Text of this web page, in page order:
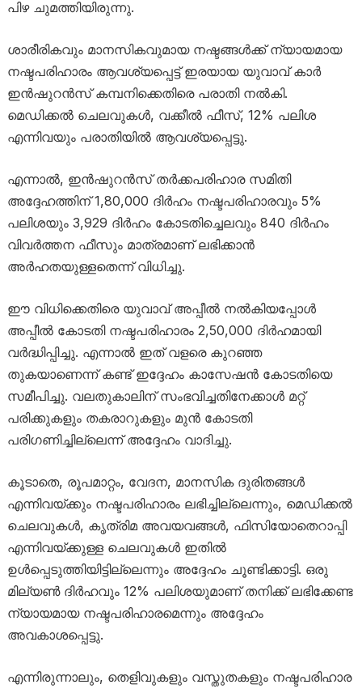
പിഴ ചുമത്തിയിരുന്നു.
ശാരീരികവും മാനസികവുമായ നഷ്ടങ്ങൾക്ക് ന്യായമായ
നഷ്ടപരിഹാരം ആവശ്യപ്പെട്ട് ഇരയായ യുവാവ് കാർ
ഇൻഷുറൻസ് കമ്പനിക്കെതിരെ പരാതി നൽകി.
മെഡിക്കൽ ചെലവുകൾ, വക്കീൽ ഫീസ്, 12% പലിശ
എന്നിവയും പരാതിയിൽ ആവശ്യപ്പെട്ടു.
എന്നാൽ, ഇൻഷുറൻസ് തർക്കപരിഹാര സമിതി
അദ്ദേഹത്തിന് 1,80,000 ദിർഹം നഷ്ടപരിഹാരവും 5%
പലിശയും 3,929 ദിർഹം കോടതിച്ചെലവും 840 ദിർഹം
വിവർത്തന ഫീസും മാത്രമാണ് ലഭിക്കാൻ
അർഹതയുള്ളതെന്ന് വിധിച്ചു.
ഈ വിധിക്കെതിരെ യുവാവ് അപ്പീൽ നൽകിയപ്പോൾ
അപ്പീൽ കോടതി നഷ്ടപരിഹാരം 2,50,000 ദിർഹമായി
വർദ്ധിപ്പിച്ചു. എന്നാൽ ഇത് വളരെ കുറഞ്ഞ
തുകയാണെന്ന് കണ്ട് ഇദ്ദേഹം കാസേഷൻ കോടതിയെ
സമീപിച്ചു. വലതുകാലിന് സംഭവിച്ചതിനേക്കാൾ മറ്റ്
പരിക്കുകളും തകരാറുകളും മുൻ കോടതി
പരിഗണിച്ചില്ലെന്ന് അദ്ദേഹം വാദിച്ചു.
കൂടാതെ, രൂപമാറ്റം, വേദന, മാനസിക ദുരിതങ്ങൾ
എന്നിവയ്ക്കും നഷ്ടപരിഹാരം ലഭിച്ചില്ലെന്നും, മെഡിക്കൽ
ചെലവുകൾ, കൃത്രിമ അവയവങ്ങൾ, ഫിസിയോതെറാപ്പി
എന്നിവയ്ക്കുള്ള ചെലവുകൾ ഇതിൽ
ഉൾപ്പെടുത്തിയിട്ടില്ലെന്നും അദ്ദേഹം ചൂണ്ടിക്കാട്ടി. ഒരു
മില്യൺ ദിർഹവും 12% പലിശയുമാണ് തനിക്ക് ലഭിക്കേണ്ട
ന്യായമായ നഷ്ടപരിഹാരമെന്നും അദ്ദേഹം
അവകാശപ്പെട്ടു.
എന്നിരുന്നാലും, തെളിവുകളും വസ്തുതകളും നഷ്ടപരിഹാര